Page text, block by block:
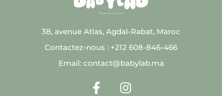
38, avenue Atlas, Agdal-Rabat, Maroc
Contactez-nous : +212 608-846-466
Email: contact@babylab.ma